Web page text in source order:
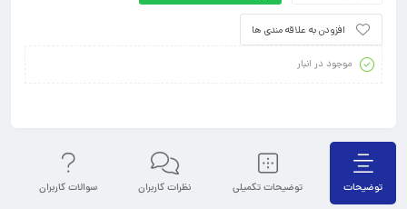
افزودن به علاقه مندی ها
موجود در انبار
توضیحات توضیحات تکمیلی نظرات کاربران سوالات کاربران